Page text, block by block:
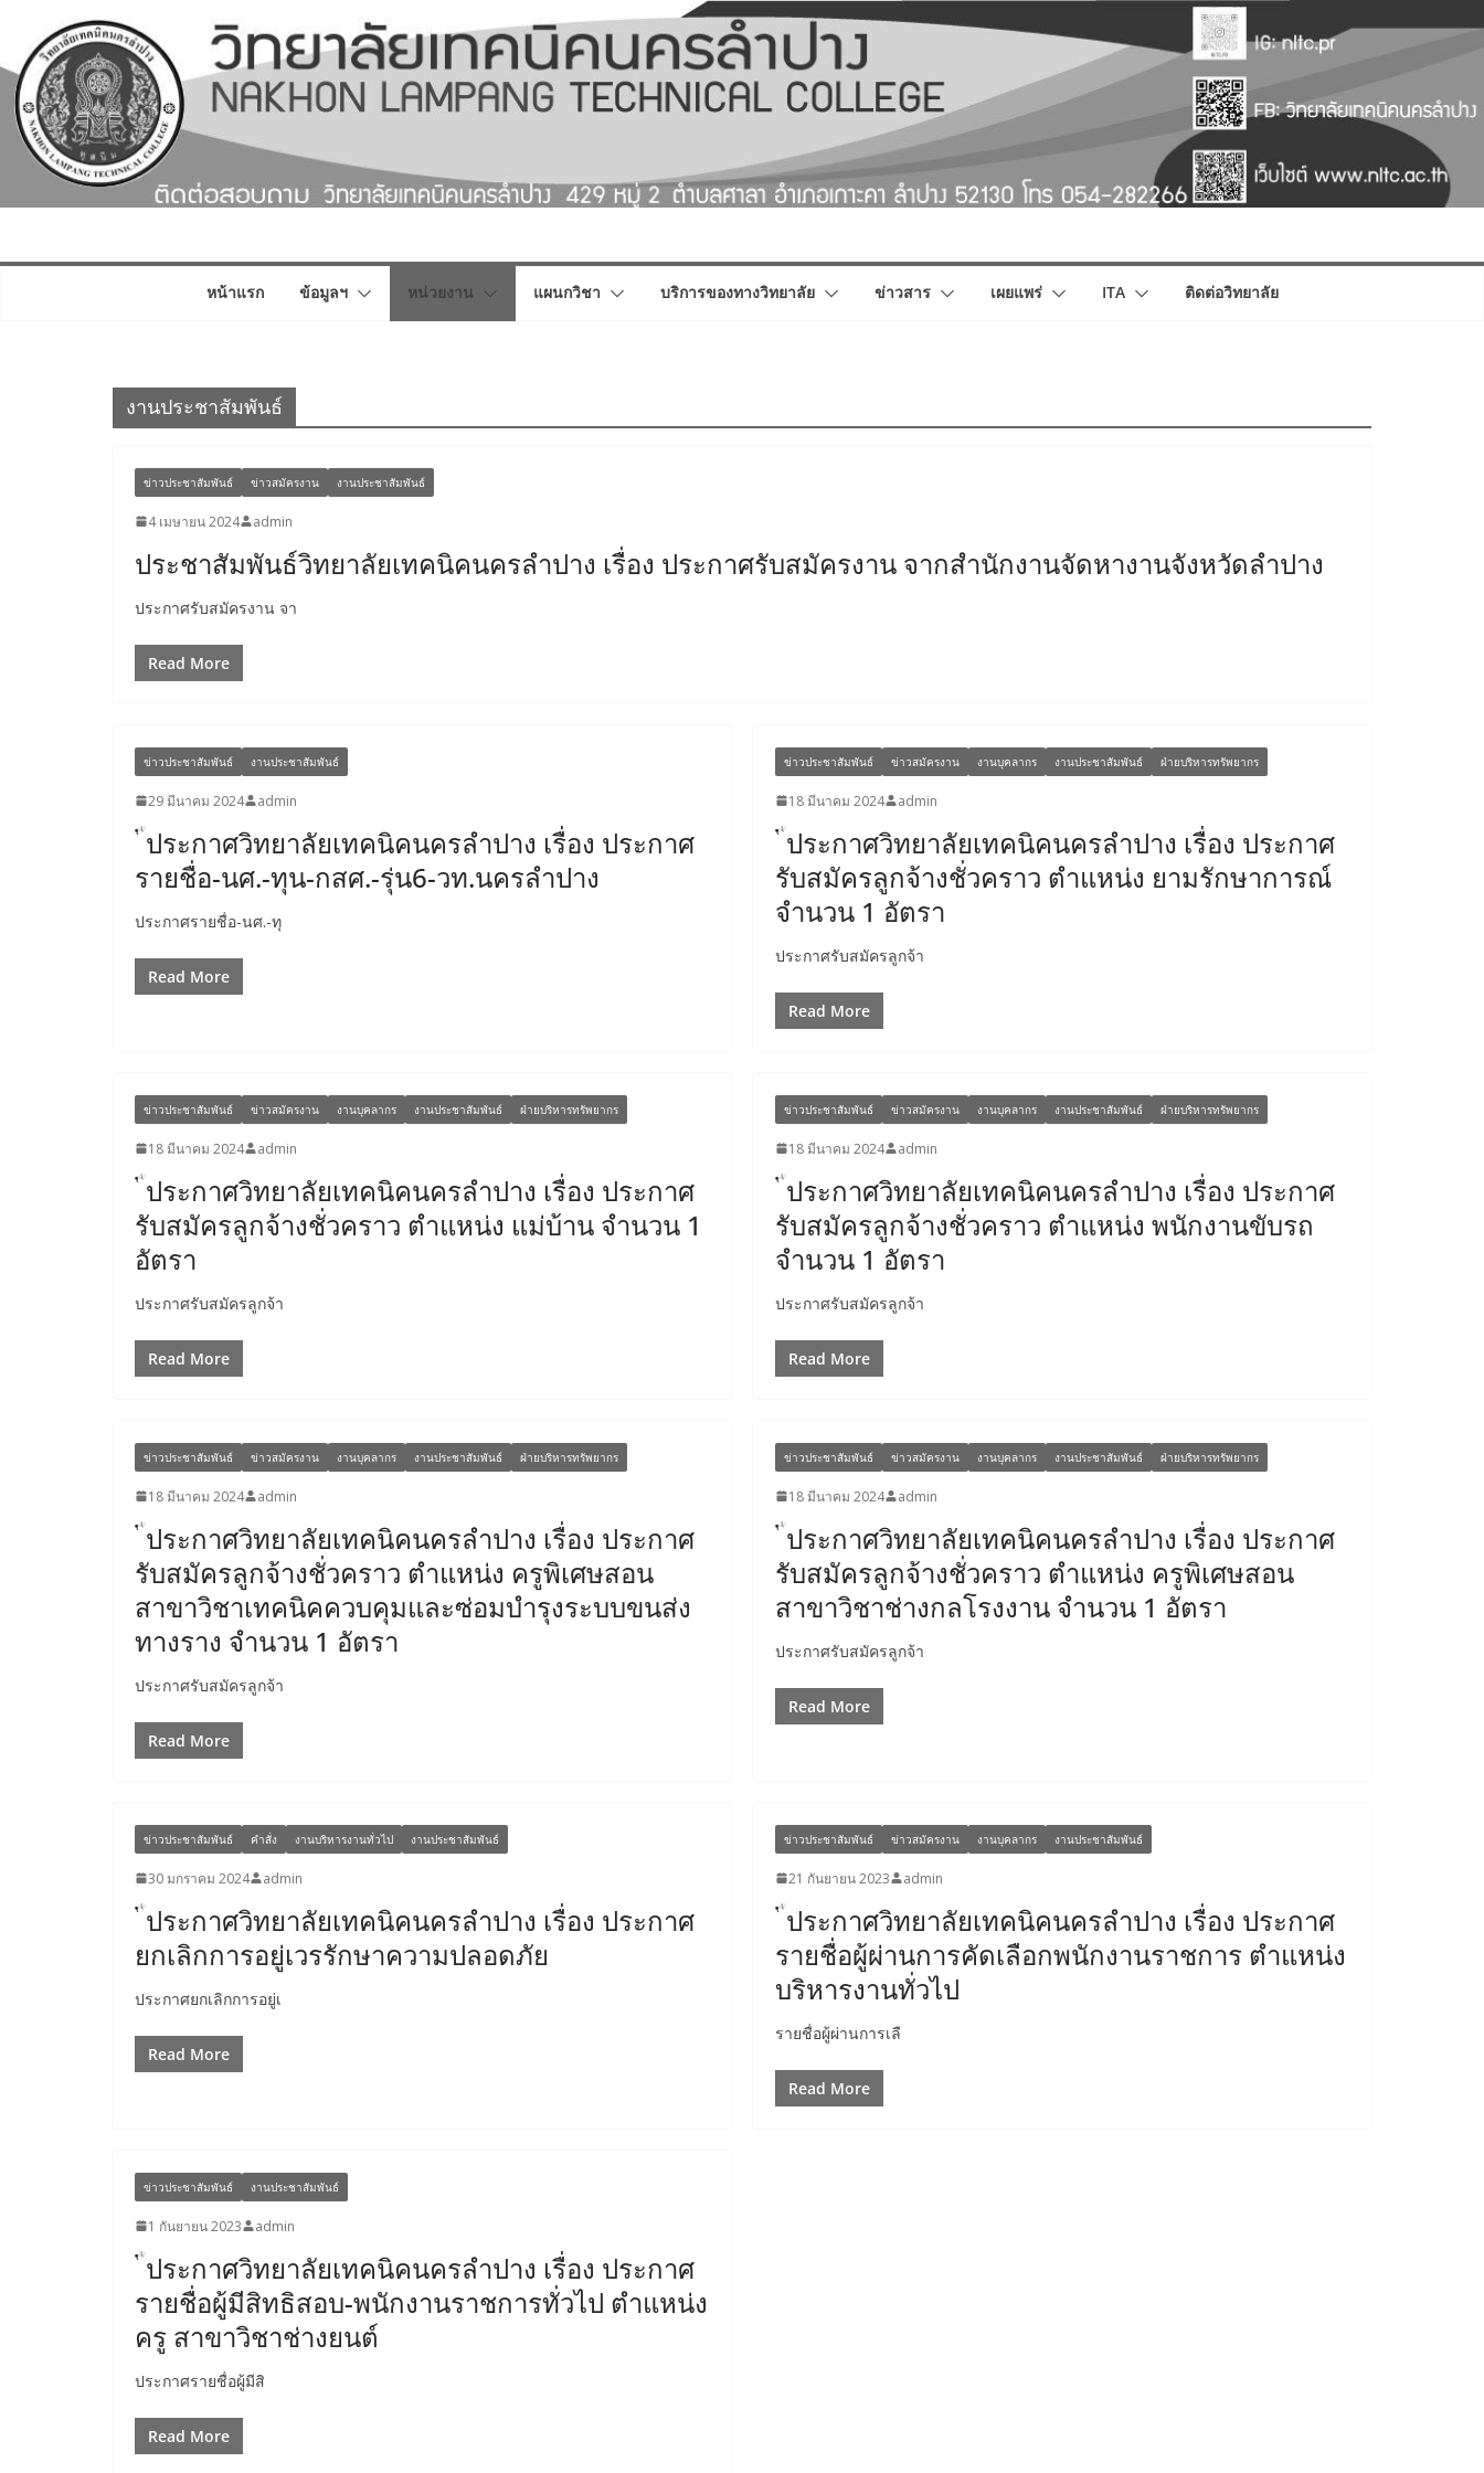
content
หน้าแรก ข้อมูลฯ หน่วยงาน แผนกวิชา บริการของทางวิทยาลัย ข่าวสาร เผยแพร่ ITA ติดต่อวิทยาลัย
งานประชาสัมพันธ์
ข่าวประชาสัมพันธ์ ข่าวสมัครงาน งานประชาสัมพันธ์
4 เมษายน 2024 admin
ประชาสัมพันธ์วิทยาลัยเทคนิคนครลำปาง เรื่อง ประกาศรับสมัครงาน จากสำนักงานจัดหางานจังหวัดลำปาง
ประกาศรับสมัครงาน จา
Read More
ข่าวประชาสัมพันธ์ งานประชาสัมพันธ์
29 มีนาคม 2024 admin
ประกาศวิทยาลัยเทคนิคนครลำปาง เรื่อง ประกาศ
รายชื่อ-นศ.-ทุน-กสศ.-รุ่น6-วท.นครลำปาง
ประกาศรายชื่อ-นศ.-ทุ
Read More
ข่าวประชาสัมพันธ์ ข่าวสมัครงาน งานบุคลากร งานประชาสัมพันธ์ ฝ่ายบริหารทรัพยากร
18 มีนาคม 2024 admin
ประกาศวิทยาลัยเทคนิคนครลำปาง เรื่อง ประกาศ
รับสมัครลูกจ้างชั่วคราว ตำแหน่ง ยามรักษาการณ์
จำนวน 1 อัตรา
ประกาศรับสมัครลูกจ้า
Read More
ข่าวประชาสัมพันธ์ ข่าวสมัครงาน งานบุคลากร งานประชาสัมพันธ์ ฝ่ายบริหารทรัพยากร
18 มีนาคม 2024 admin
ประกาศวิทยาลัยเทคนิคนครลำปาง เรื่อง ประกาศ
รับสมัครลูกจ้างชั่วคราว ตำแหน่ง แม่บ้าน จำนวน 1
อัตรา
ประกาศรับสมัครลูกจ้า
Read More
ข่าวประชาสัมพันธ์ ข่าวสมัครงาน งานบุคลากร งานประชาสัมพันธ์ ฝ่ายบริหารทรัพยากร
18 มีนาคม 2024 admin
ประกาศวิทยาลัยเทคนิคนครลำปาง เรื่อง ประกาศ
รับสมัครลูกจ้างชั่วคราว ตำแหน่ง พนักงานขับรถ
จำนวน 1 อัตรา
ประกาศรับสมัครลูกจ้า
Read More
ข่าวประชาสัมพันธ์ ข่าวสมัครงาน งานบุคลากร งานประชาสัมพันธ์ ฝ่ายบริหารทรัพยากร
18 มีนาคม 2024 admin
ประกาศวิทยาลัยเทคนิคนครลำปาง เรื่อง ประกาศ
รับสมัครลูกจ้างชั่วคราว ตำแหน่ง ครูพิเศษสอน
สาขาวิชาเทคนิคควบคุมและซ่อมบำรุงระบบขนส่ง
ทางราง จำนวน 1 อัตรา
ประกาศรับสมัครลูกจ้า
Read More
ข่าวประชาสัมพันธ์ ข่าวสมัครงาน งานบุคลากร งานประชาสัมพันธ์ ฝ่ายบริหารทรัพยากร
18 มีนาคม 2024 admin
ประกาศวิทยาลัยเทคนิคนครลำปาง เรื่อง ประกาศ
รับสมัครลูกจ้างชั่วคราว ตำแหน่ง ครูพิเศษสอน
สาขาวิชาช่างกลโรงงาน จำนวน 1 อัตรา
ประกาศรับสมัครลูกจ้า
Read More
ข่าวประชาสัมพันธ์ คำสั่ง งานบริหารงานทั่วไป งานประชาสัมพันธ์
30 มกราคม 2024 admin
ประกาศวิทยาลัยเทคนิคนครลำปาง เรื่อง ประกาศ
ยกเลิกการอยู่เวรรักษาความปลอดภัย
ประกาศยกเลิกการอยู่เ
Read More
ข่าวประชาสัมพันธ์ ข่าวสมัครงาน งานบุคลากร งานประชาสัมพันธ์
21 กันยายน 2023 admin
ประกาศวิทยาลัยเทคนิคนครลำปาง เรื่อง ประกาศ
รายชื่อผู้ผ่านการคัดเลือกพนักงานราชการ ตำแหน่ง
บริหารงานทั่วไป
รายชื่อผู้ผ่านการเลื
Read More
ข่าวประชาสัมพันธ์ งานประชาสัมพันธ์
1 กันยายน 2023 admin
ประกาศวิทยาลัยเทคนิคนครลำปาง เรื่อง ประกาศ
รายชื่อผู้มีสิทธิสอบ-พนักงานราชการทั่วไป ตำแหน่ง
ครู สาขาวิชาช่างยนต์
ประกาศรายชื่อผู้มีสิ
Read More